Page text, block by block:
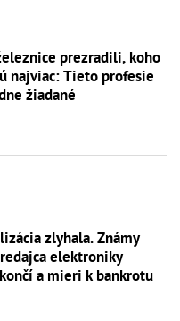
prezradili, koho
najviac: Tieto profesie
žiadané
zlyhala. Známy
elektroniky
a mieri k bankrotu